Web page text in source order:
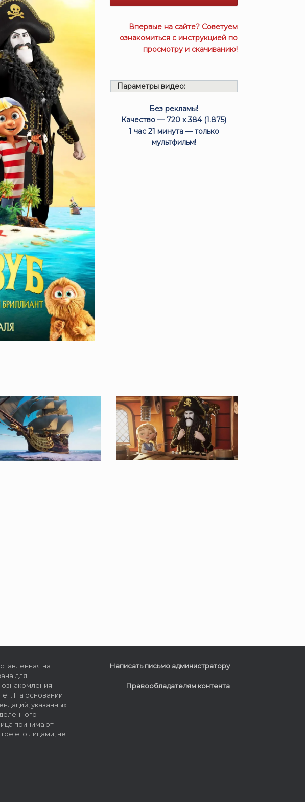
Впервые на сайте? Советуем
ознакомиться с инструкцией по
просмотру и скачиванию!
Параметры видео:
Без рекламы!
Качество — 720 x 384 (1.875)
1 час 21 минута — только
мультфильм!
на
для
На основании
указанных
принимают
его лицами, не
Написать письмо администратору
Правообладателям контента